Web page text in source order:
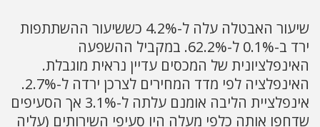
שיעור האבטלה עלה ל-4.2% כששיעור ההשתתפות
ירד ב-0.1% ל-62.2%. במקביל ההשפעה
האינפלציונית של המכסים עדיין נראית מוגבלת.
האינפלציה לפי מדד המחירים לצרכן ירדה ל-2.7%.
אינפלציית הליבה אומנם עלתה ל-3.1% אך הסעיפים
שדחפו אותה כלפי מעלה היו סעיפי השירותים (עליה